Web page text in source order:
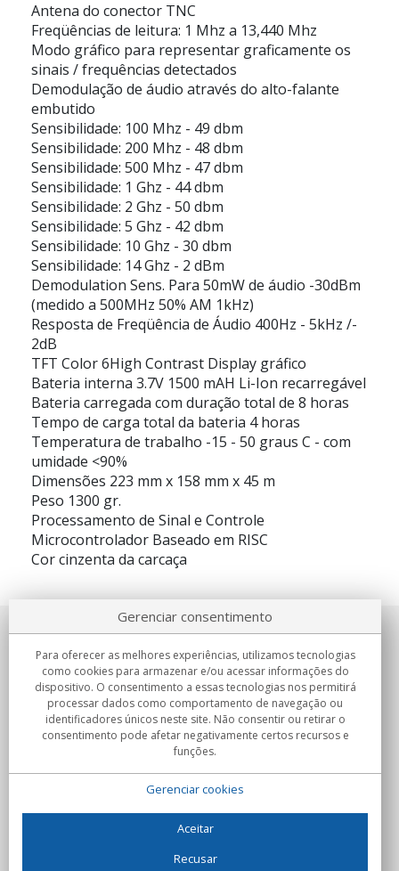
Antena do conector TNC
Freqüências de leitura: 1 Mhz a 13,440 Mhz
Modo gráfico para representar graficamente os
sinais / frequências detectados
Demodulação de áudio através do alto-falante
embutido
Sensibilidade: 100 Mhz - 49 dbm
Sensibilidade: 200 Mhz - 48 dbm
Sensibilidade: 500 Mhz - 47 dbm
Sensibilidade: 1 Ghz - 44 dbm
Sensibilidade: 2 Ghz - 50 dbm
Sensibilidade: 5 Ghz - 42 dbm
Sensibilidade: 10 Ghz - 30 dbm
Sensibilidade: 14 Ghz - 2 dBm
Demodulation Sens. Para 50mW de áudio -30dBm
(medido a 500MHz 50% AM 1kHz)
Resposta de Freqüência de Áudio 400Hz - 5kHz /-
2dB
TFT Color 6High Contrast Display gráfico
Bateria interna 3.7V 1500 mAH Li-Ion recarregável
Bateria carregada com duração total de 8 horas
Tempo de carga total da bateria 4 horas
Temperatura de trabalho -15 - 50 graus C - com
umidade <90%
Dimensões 223 mm x 158 mm x 45 m
Peso 1300 gr.
Processamento de Sinal e Controle
Microcontrolador Baseado em RISC
Cor cinzenta da carcaça
Sobre nosotros
Compromissos
Compras
Gerenciar consentimento
Para oferecer as melhores experiências, utilizamos tecnologias
como cookies para armazenar e/ou acessar informações do
dispositivo. O consentimento a essas tecnologias nos permitirá
processar dados como comportamento de navegação ou
identificadores únicos neste site. Não consentir ou retirar o
consentimento pode afetar negativamente certos recursos e
funções.
Gerenciar cookies
Aceitar
Recusar